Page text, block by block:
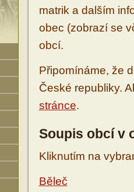
matrik a dalším
obec (zobrazí se
obcí.
Připomínáme, že
České republiky.
stránce.
Soupis obcí v
Kliknutím na
Běleč